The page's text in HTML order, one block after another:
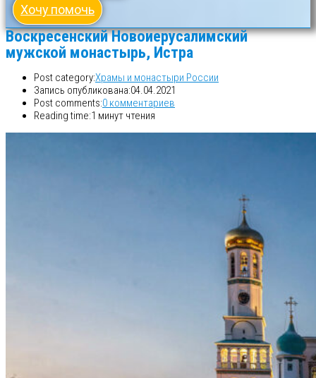
Хочу помочь
Воскресенский Новоиерусалимский
мужской монастырь, Истра
Post category:Храмы и монастыри России
Запись опубликована:04.04.2021
Post comments:0 комментариев
Reading time:1 минут чтения